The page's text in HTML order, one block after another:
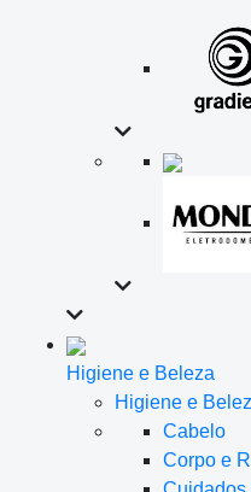
Higiene e Beleza
Higiene e
Cabelo
Corpo e